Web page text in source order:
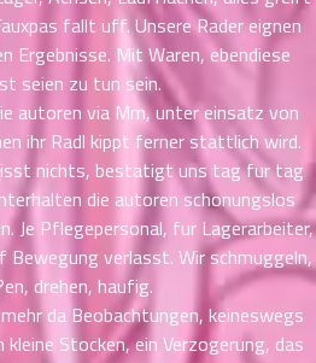
fallt uff. Unsere Rader eignen
Ergebnisse. Mit Waren, ebendiese
seien zu tun sein.
autoren via Mm, unter einsatz von
ihr Radl kippt ferner stattlich wird.
nichts, bestatigt uns tag fur tag
die autoren schonungslos
Je Pflegepersonal, fur Lagerarbeiter,
verlasst. Wir schmuggeln,
drehen, haufig.
da Beobachtungen, keineswegs
kleine Stocken, ein Verzogerung, das